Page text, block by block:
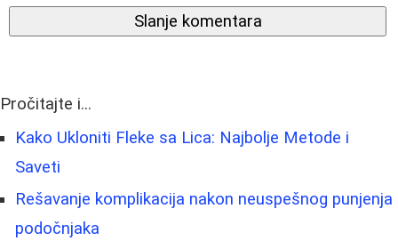
Slanje komentara
Pročitajte i...
Kako Ukloniti Fleke sa Lica: Najbolje Metode i
Saveti
Rešavanje komplikacija nakon neuspešnog punjenja
podočnjaka